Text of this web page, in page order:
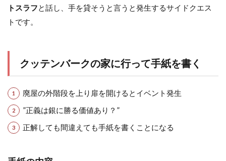
トスラフと話し、手を貸そうと言うと発生するサイドクエス
トです。
クッテンバークの家に行って手紙を書く
廃屋の外階段を上り扉を開けるとイベント発生
”正義は銀に勝る価値あり？”
正解しても間違えても手紙を書くことになる